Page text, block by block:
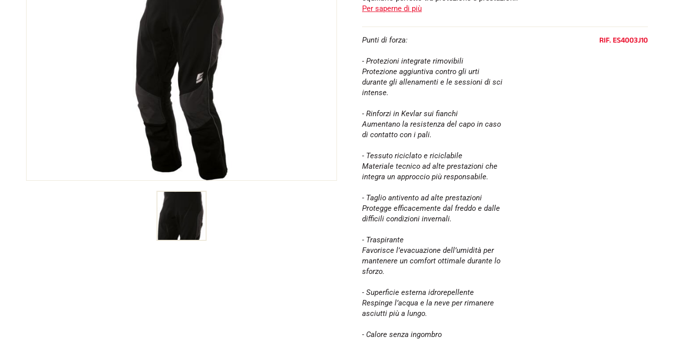
SCI SU TUTTI I
TERRENI SCI DI FONDO
Per saperne di più
Punti di forza:
- Protezioni integrate rimovibili
Protezione aggiuntiva contro gli urti
durante gli allenamenti e le sessioni di sci
intense.
- Rinforzi in Kevlar sui fianchi
Aumentano la resistenza del capo in caso
di contatto con i pali.
- Tessuto riciclato e riciclabile
Materiale tecnico ad alte prestazioni che
integra un approccio più responsabile.
- Taglio antivento ad alte prestazioni
Protegge efficacemente dal freddo e dalle
difficili condizioni invernali.
- Traspirante
Favorisce l’evacuazione dell’umidità per
mantenere un comfort ottimale durante lo
sforzo.
- Superficie esterna idrorepellente
Respinge l’acqua e la neve per rimanere
asciutti più a lungo.
- Calore senza ingombro
RIF. ES4003J10